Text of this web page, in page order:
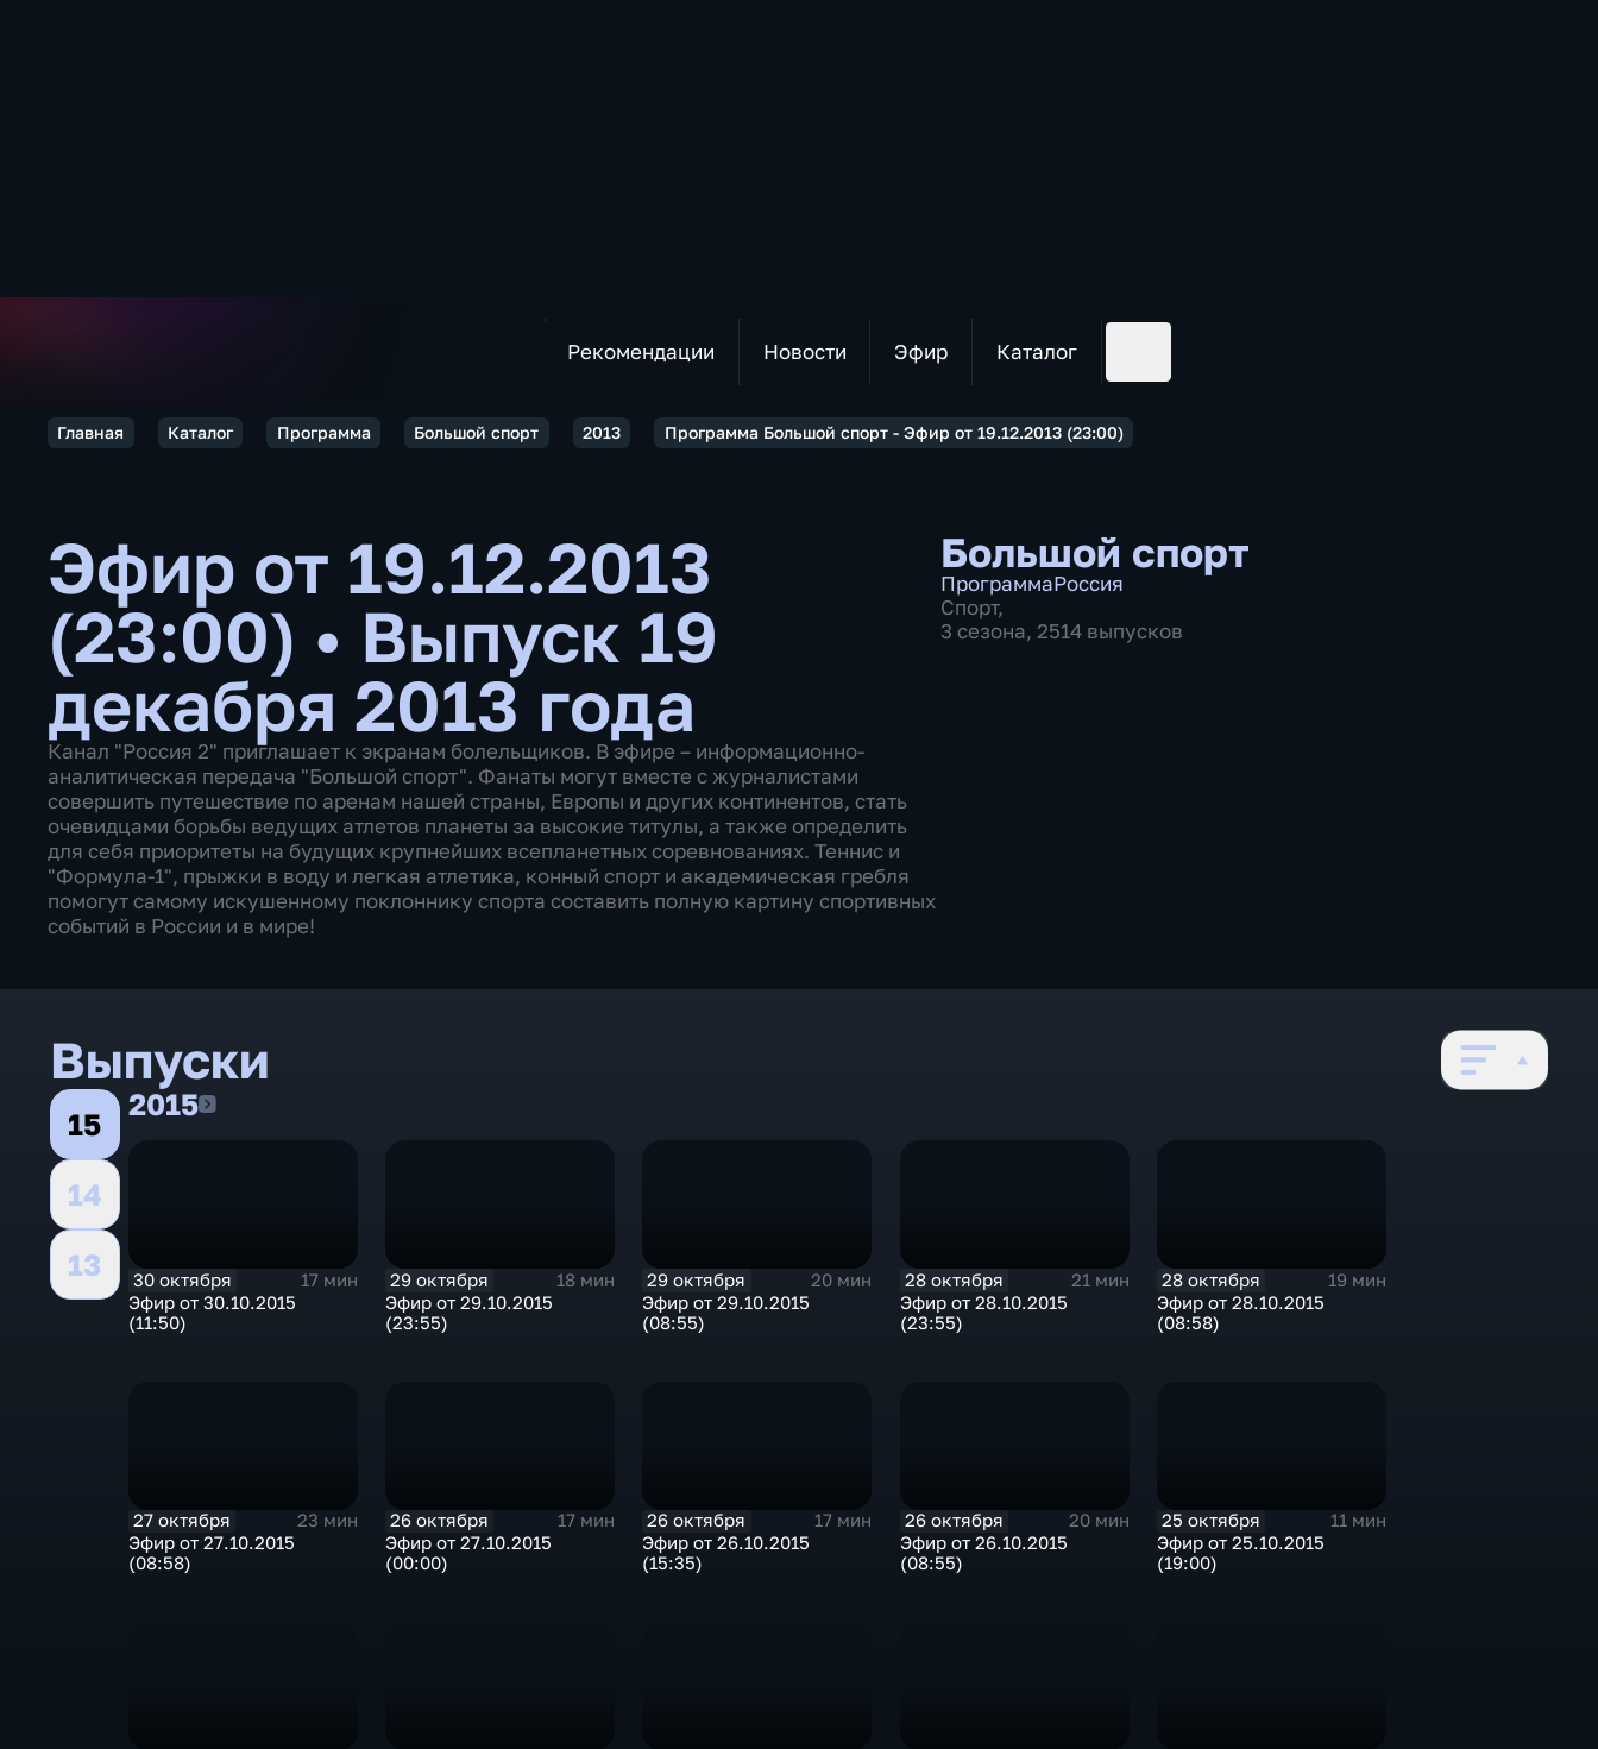
Рекомендации Новости Эфир Каталог
Главная Каталог Программа Большой спорт 2013 Программа Большой спорт - Эфир от 19.12.2013 (23:00)
Эфир от 19.12.2013
(23:00) • Выпуск 19
декабря 2013 года
Канал "Россия 2" приглашает к экранам болельщиков. В эфире – информационно-
аналитическая передача "Большой спорт". Фанаты могут вместе с журналистами
совершить путешествие по аренам нашей страны, Европы и других континентов, стать
очевидцами борьбы ведущих атлетов планеты за высокие титулы, а также определить
для себя приоритеты на будущих крупнейших всепланетных соревнованиях. Теннис и
"Формула-1", прыжки в воду и легкая атлетика, конный спорт и академическая гребля
помогут самому искушенному поклоннику спорта составить полную картину спортивных
событий в России и в мире!
Большой спорт
ПрограммаРоссия
Спорт,
3 сезона, 2514 выпусков
Выпуски
15
14
13
20152015
30 октября
17 мин
Эфир от 30.10.2015
(11:50)
29 октября
18 мин
Эфир от 29.10.2015
(23:55)
29 октября
20 мин
Эфир от 29.10.2015
(08:55)
28 октября
21 мин
Эфир от 28.10.2015
(23:55)
28 октября
19 мин
Эфир от 28.10.2015
(08:58)
27 октября
23 мин
Эфир от 27.10.2015
(08:58)
26 октября
17 мин
Эфир от 27.10.2015
(00:00)
26 октября
17 мин
Эфир от 26.10.2015
(15:35)
26 октября
20 мин
Эфир от 26.10.2015
(08:55)
25 октября
11 мин
Эфир от 25.10.2015
(19:00)